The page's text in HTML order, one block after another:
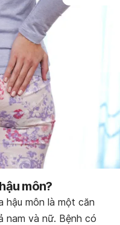
môn?
hậu môn là một căn
nam và nữ. Bệnh có